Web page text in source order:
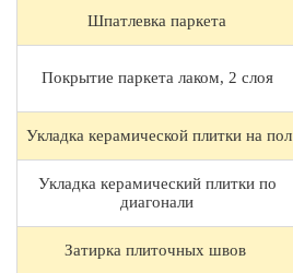
Шпатлевка паркета
Покрытие паркета лаком, 2 слоя
Укладка керамической плитки на пол
Укладка керамический плитки по
диагонали
Затирка плиточных швов